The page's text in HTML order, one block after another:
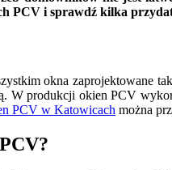
PCV i sprawdź kilka
okna zaprojektowane
W produkcji okien PCV
PCV w Katowicach można